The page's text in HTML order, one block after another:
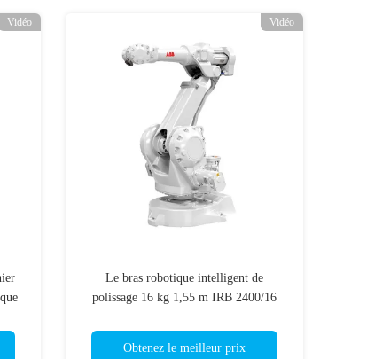
Vidéo Vidéo
Le bras robotique intelligent de
polissage 16 kg 1,55 m IRB 2400/16
Obtenez le meilleur prix